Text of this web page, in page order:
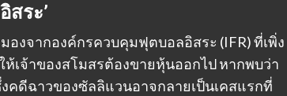
ระ’
งจากองค์กรควบคุมฟุตบอลอิสระ (IFR) ที่เพิ่ง
เจ้าของสโมสรต้องขายหุ้นออกไป หากพบว่า
ดีฉาวของซัลลิแวนอาจกลายเป็นเคสแรกที่